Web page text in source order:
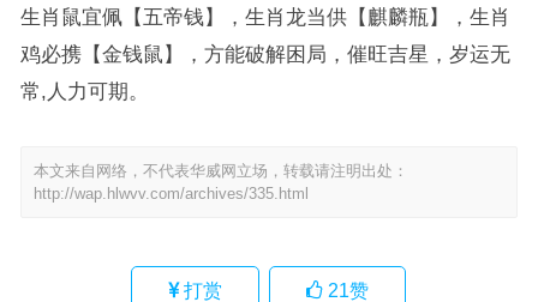
生肖鼠宜佩【五帝钱】，生肖龙当供【麒麟瓶】，生肖
鸡必携【金钱鼠】，方能破解困局，催旺吉星，岁运无
常,人力可期。
本文来自网络，不代表华威网立场，转载请注明出处：
http://wap.hlwvv.com/archives/335.html
打赏 21赞